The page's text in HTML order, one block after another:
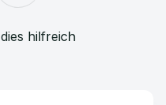
hilfreich